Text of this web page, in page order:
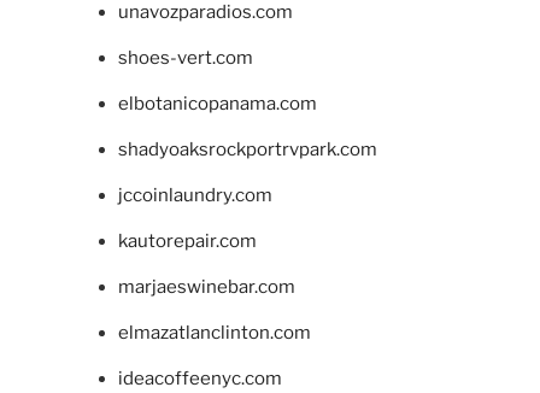
unavozparadios.com
shoes-vert.com
elbotanicopanama.com
shadyoaksrockportrvpark.com
jccoinlaundry.com
kautorepair.com
marjaeswinebar.com
elmazatlanclinton.com
ideacoffeenyc.com